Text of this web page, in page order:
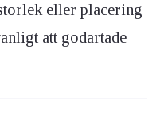
eller placering
att godartade